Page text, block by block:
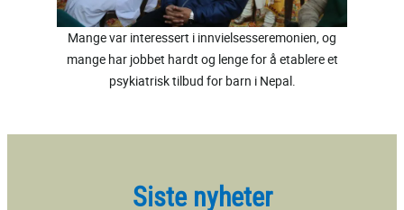
Mange var interessert i innvielsesseremonien, og
mange har jobbet hardt og lenge for å etablere et
psykiatrisk tilbud for barn i Nepal.
Siste nyheter